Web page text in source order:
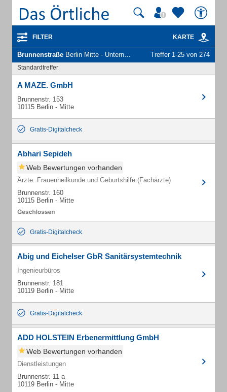
FILTER KARTE
Brunnenstraße Berlin Mitte - Unternehmen und Personen Treffer 1-25 von 274
Standardtreffer
A MAZE. GmbH
Brunnenstr. 153
10115 Berlin - Mitte
Gratis-Digitalcheck
Abhari Sepideh
Web Bewertungen vorhanden
Ärzte: Frauenheilkunde und Geburtshilfe (Fachärzte)
Brunnenstr. 160
10115 Berlin - Mitte
Gratis-Digitalcheck
Abig und Eichelser GbR Sanitärsystemtechnik
Ingenieurbüros
Brunnenstr. 181
10119 Berlin - Mitte
Gratis-Digitalcheck
ADD HOLSTEIN Erbenermittlung GmbH
Web Bewertungen vorhanden
Dienstleistungen
Brunnenstr. 11 a
10119 Berlin - Mitte